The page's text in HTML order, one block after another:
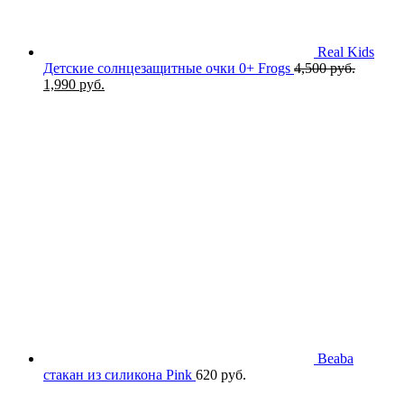
Real Kids
Детские солнцезащитные очки 0+ Frogs 4,500руб.
Первоначальная
1,990 руб.
Beaba
стакан из силикона Pink 620 руб.